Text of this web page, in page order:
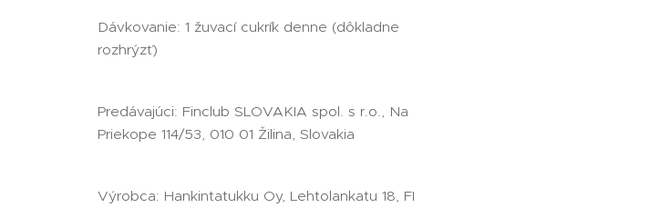
Dávkovanie: 1 žuvací cukrík denne (dôkladne
rozhrýzť)
Predávajúci: Finclub SLOVAKIA spol. s r.o., Na
Priekope 114/53, 010 01 Žilina, Slovakia
Výrobca: Hankintatukku Oy, Lehtolankatu 18, FI